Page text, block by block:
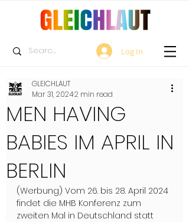
Log In
MEN HAVING
BABIES IM APRIL IN
BERLIN
GLEICHLAUT
Mar 31, 20242 min read
(Werbung) Vom 26. bis 28. April 2024
findet die MHB Konferenz zum
zweiten Mal in Deutschland statt